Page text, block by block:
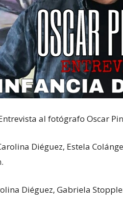
al fotógrafo Oscar
Diéguez, Estela
Diéguez, Gabriela